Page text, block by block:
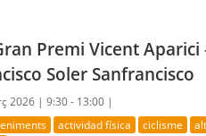
Premi Vicent
Soler Sanfrancisco
2026 |9:30 - 13:00 |
actividad física ciclisme